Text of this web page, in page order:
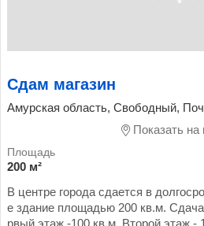
Сдам магазин
Амурская область, Свободный,
Показать на
200 м²
В центре города сдается в
е здание площадью 200 кв.м.
рвый этаж -100 кв.м. Второй этаж -